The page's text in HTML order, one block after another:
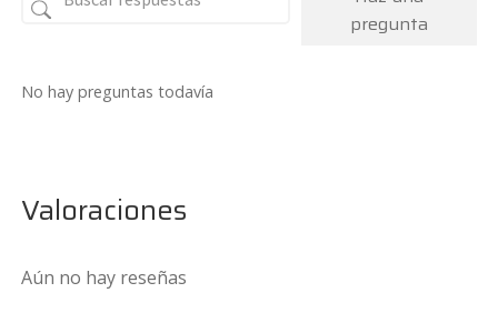
pregunta
No hay preguntas todavía
Valoraciones
Aún no hay reseñas